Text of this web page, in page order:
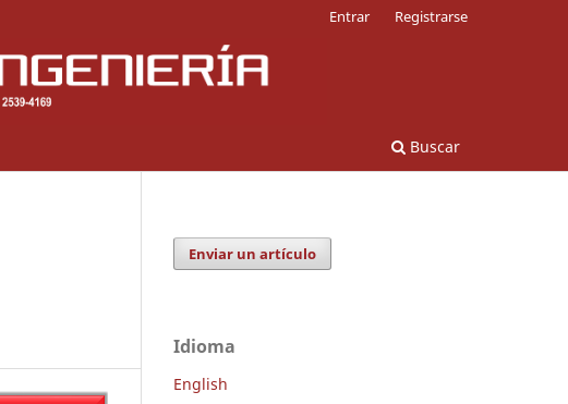
Buscar
Entrar Registrarse
Enviar un artículo
Idioma
English